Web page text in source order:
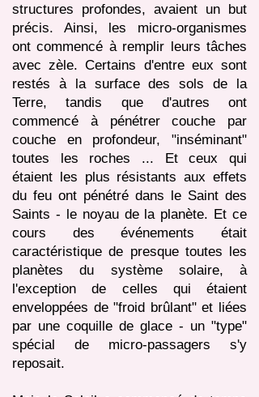
structures profondes, avaient un but
précis. Ainsi, les micro-organismes
ont commencé à remplir leurs tâches
avec zèle. Certains d'entre eux sont
restés à la surface des sols de la
Terre, tandis que d'autres ont
commencé à pénétrer couche par
couche en profondeur, "inséminant"
toutes les roches ... Et ceux qui
étaient les plus résistants aux effets
du feu ont pénétré dans le Saint des
Saints - le noyau de la planète. Et ce
cours des événements était
caractéristique de presque toutes les
planètes du système solaire, à
l'exception de celles qui étaient
enveloppées de "froid brûlant" et liées
par une coquille de glace - un "type"
spécial de micro-passagers s'y
reposait.